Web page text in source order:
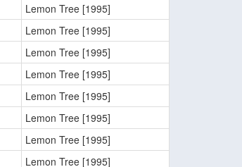
Lemon Tree [1995]
Lemon Tree [1995]
Lemon Tree [1995]
Lemon Tree [1995]
Lemon Tree [1995]
Lemon Tree [1995]
Lemon Tree [1995]
Lemon Tree [1995]